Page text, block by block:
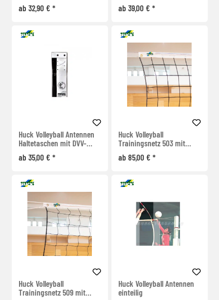
ab 32,90 € *
ab 39,00 € *
Huck Volleyball Antennen
Haltetaschen mit DVV-
ab 35,00 € *
Huck Volleyball
Trainingsnetz 503 mit
ab 85,00 € *
Huck Volleyball
Trainingsnetz 509 mit
Huck Volleyball Antennen
einteilig